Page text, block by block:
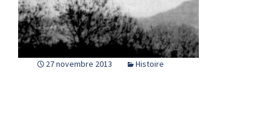
27 novembre 2013 Histoire